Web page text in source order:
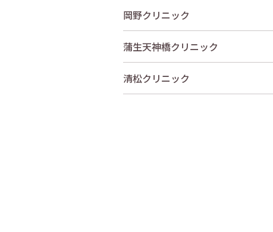
岡野クリニック
蒲生天神橋クリニック
清松クリニック